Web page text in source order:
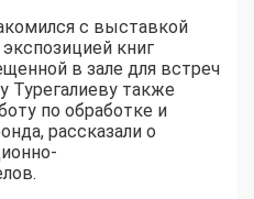
с выставкой
книг
в зале для встреч
Турегалиеву также
по обработке и
рассказали о